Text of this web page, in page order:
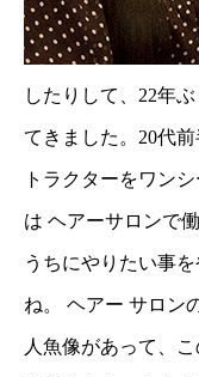
したりして、22年
てきました。20代
トラクターをワン
は ヘアーサロンで
うちにやりたい事
ね。 ヘアー サロン
人魚像があって、